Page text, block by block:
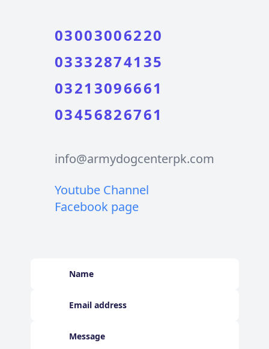
03003006220
03332874135
03213096661
03456826761
info@armydogcenterpk.com
Youtube Channel
Facebook page